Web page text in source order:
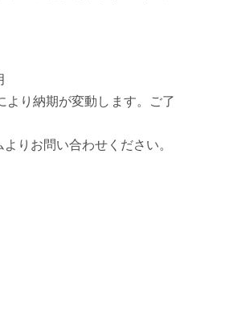
り納期が変動します。ご了
りお問い合わせください。